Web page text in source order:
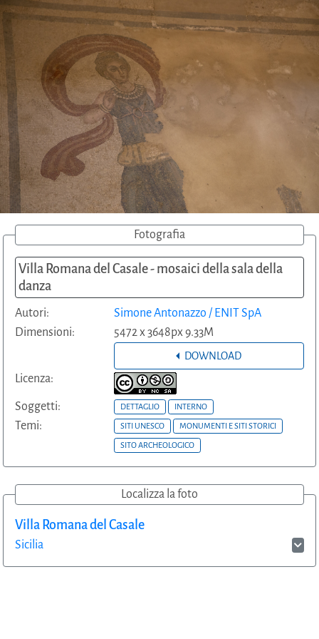
Fotografia
Villa Romana del Casale - mosaici della sala della
danza
Autori:
Simone Antonazzo / ENIT SpA
Dimensioni:
5472 x 3648px 9.33M
DOWNLOAD
Licenza:
Soggetti: DETTAGLIO INTERNO
Temi: SITI UNESCO MONUMENTI E SITI STORICI
SITO ARCHEOLOGICO
Localizza la foto
Villa Romana del Casale
Sicilia